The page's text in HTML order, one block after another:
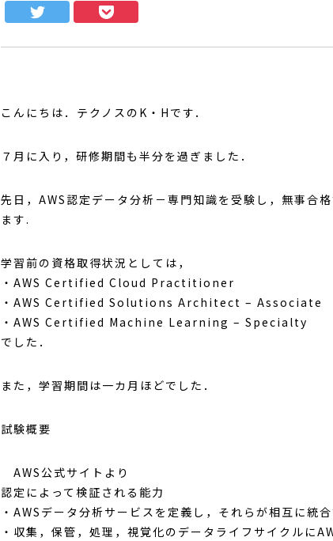
こんにちは．テクノスのK・Hです．
７月に入り，研修期間も半分を過ぎました．
先日，AWS認定データ分析－専門知識を受験し，無事合
ます.
学習前の資格取得状況としては，
・AWS Certified Cloud Practitioner
・AWS Certified Solutions Architect – Associate
・AWS Certified Machine Learning – Specialty
でした．
また，学習期間は一カ月ほどでした．
試験概要
AWS公式サイトより
認定によって検証される能力
・AWSデータ分析サービスを定義し，それらが相互に統
・収集，保管，処理，視覚化のデータライフサイクルに